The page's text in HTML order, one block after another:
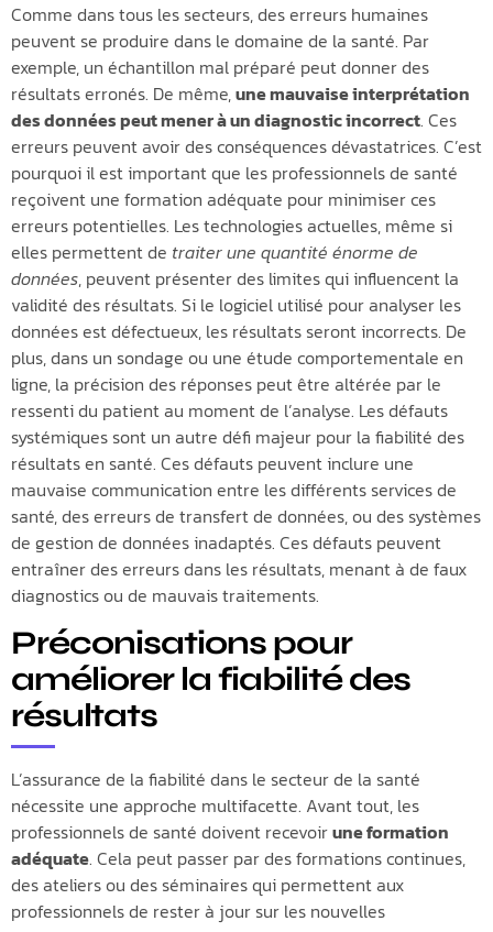
Comme dans tous les secteurs, des erreurs humaines
peuvent se produire dans le domaine de la santé. Par
exemple, un échantillon mal préparé peut donner des
résultats erronés. De même,une mauvaise interprétation
des données peut mener à un diagnostic incorrect. Ces
erreurs peuvent avoir des conséquences dévastatrices. C’est
pourquoi il est important que les professionnels de santé
reçoivent une formation adéquate pour minimiser ces
erreurs potentielles. Les technologies actuelles, même si
elles permettent de traiter une quantité énorme de
données, peuvent présenter des limites qui influencent la
validité des résultats. Si le logiciel utilisé pour analyser les
données est défectueux, les résultats seront incorrects. De
plus, dans un sondage ou une étude comportementale en
ligne, la précision des réponses peut être altérée par le
ressenti du patient au moment de l’analyse. Les défauts
systémiques sont un autre défi majeur pour la fiabilité des
résultats en santé. Ces défauts peuvent inclure une
mauvaise communication entre les différents services de
santé, des erreurs de transfert de données, ou des systèmes
de gestion de données inadaptés. Ces défauts peuvent
entraîner des erreurs dans les résultats, menant à de faux
diagnostics ou de mauvais traitements.
Préconisations pour
améliorer la fiabilité des
résultats
L’assurance de la fiabilité dans le secteur de la santé
nécessite une approche multifacette. Avant tout, les
professionnels de santé doivent recevoirune formation
adéquate. Cela peut passer par des formations continues,
des ateliers ou des séminaires qui permettent aux
professionnels de rester à jour sur les nouvelles